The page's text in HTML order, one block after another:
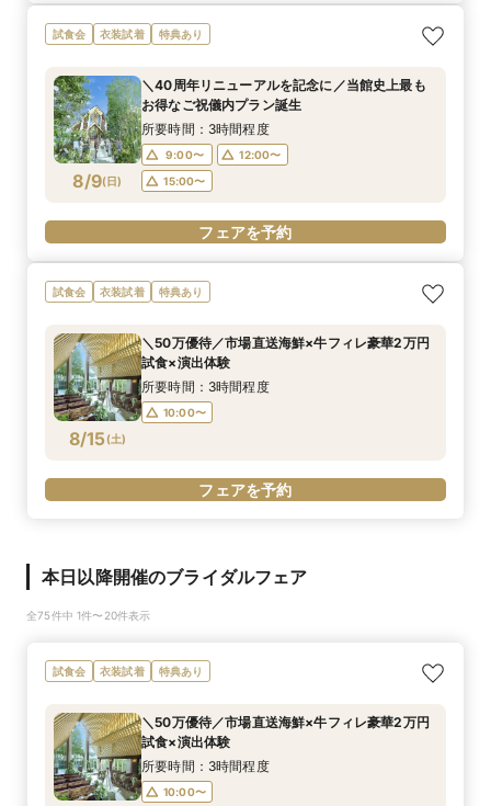
試食会 衣装試着 特典あり
8/9(日)
＼40周年リニューアルを記念に／当館史上最も
お得なご祝儀内プラン誕生
所要時間：3時間程度
9:00〜
12:00〜
15:00〜
フェアを予約
試食会 衣装試着 特典あり
8/15(土)
＼50万優待／市場直送海鮮×牛フィレ豪華2万円
試食×演出体験
所要時間：3時間程度
10:00〜
フェアを予約
本日以降開催のブライダルフェア
全75件中 1件〜20件表示
試食会 衣装試着 特典あり
＼50万優待／市場直送海鮮×牛フィレ豪華2万円
試食×演出体験
所要時間：3時間程度
10:00〜